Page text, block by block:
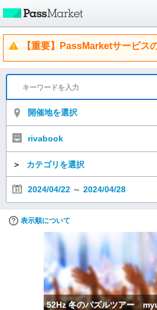
【重要】PassMarketサービス
開催地を選択
rivabook
＞ カテゴリを選択
2024/04/22 ～ 2024/04/28
表示順について
52Hz 冬のパズルツアー